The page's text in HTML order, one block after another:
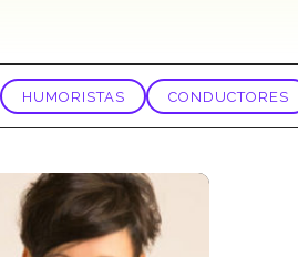
HUMORISTAS CONDUCTORES